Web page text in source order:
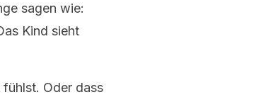
sagen wie:
Kind sieht
Oder dass